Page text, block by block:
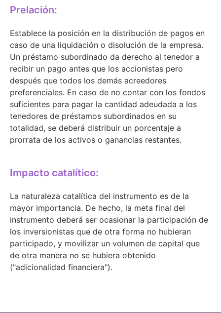
Prelación:
Establece la posición en la distribución de pagos en
caso de una liquidación o disolución de la empresa.
Un préstamo subordinado da derecho al tenedor a
recibir un pago antes que los accionistas pero
después que todos los demás acreedores
preferenciales. En caso de no contar con los fondos
suficientes para pagar la cantidad adeudada a los
tenedores de préstamos subordinados en su
totalidad, se deberá distribuir un porcentaje a
prorrata de los activos o ganancias restantes.
Impacto catalítico:
La naturaleza catalítica del instrumento es de la
mayor importancia. De hecho, la meta final del
instrumento deberá ser ocasionar la participación de
los inversionistas que de otra forma no hubieran
participado, y movilizar un volumen de capital que
de otra manera no se hubiera obtenido
("adicionalidad financiera").